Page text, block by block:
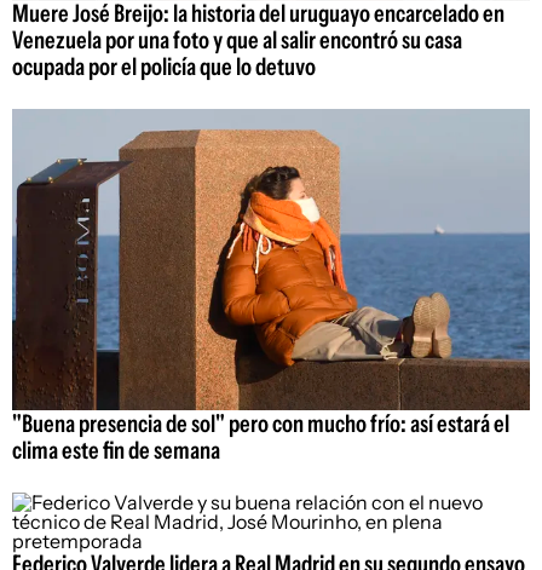
Muere José Breijo: la historia del uruguayo encarcelado en
Venezuela por una foto y que al salir encontró su casa
ocupada por el policía que lo detuvo
"Buena presencia de sol" pero con mucho frío: así estará el
clima este fin de semana
Federico Valverde lidera a Real Madrid en su segundo ensayo